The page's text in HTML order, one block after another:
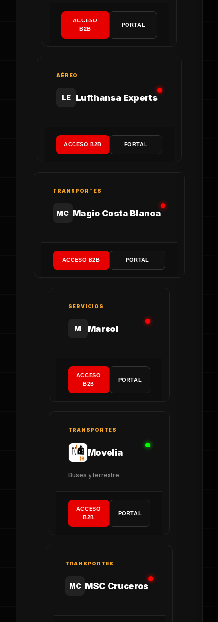
ACCESO
B2B
PORTAL
AÉREO
LE Lufthansa Experts
ACCESO B2B PORTAL
TRANSPORTES
MC Magic Costa Blanca
ACCESO B2B PORTAL
SERVICIOS
M Marsol
ACCESO
B2B
PORTAL
TRANSPORTES
Movelia
Buses y terrestre.
ACCESO
B2B
PORTAL
TRANSPORTES
MC MSC Cruceros